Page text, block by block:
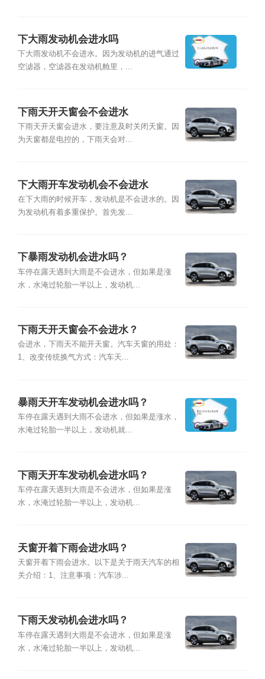
下大雨发动机会进水吗
下大雨发动机不会进水。因为发动机的进气通过
空滤器，空滤器在发动机舱里，...
下雨天开天窗会不会进水
下雨天开天窗会进水，要注意及时关闭天窗。因
为天窗都是电控的，下雨天会对...
下大雨开车发动机会不会进水
在下大雨的时候开车，发动机是不会进水的。因
为发动机有着多重保护。首先发...
下暴雨发动机会进水吗？
车停在露天遇到大雨是不会进水，但如果是涨
水，水淹过轮胎一半以上，发动机...
下雨天开天窗会不会进水？
会进水，下雨天不能开天窗。汽车天窗的用处：
1、改变传统换气方式：汽车天...
暴雨天开车发动机会进水吗？
车停在露天遇到大雨不会进水，但如果是涨水，
水淹过轮胎一半以上，发动机就...
下雨天开车发动机会进水吗？
车停在露天遇到大雨是不会进水，但如果是涨
水，水淹过轮胎一半以上，发动机...
天窗开着下雨会进水吗？
天窗开着下雨会进水。以下是关于雨天汽车的相
关介绍：1、注意事项：汽车涉...
下雨天发动机会进水吗？
车停在露天遇到大雨是不会进水，但如果是涨
水，水淹过轮胎一半以上，发动机...